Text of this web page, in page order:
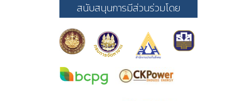
สนับสนุนการมีส่วนร่วมโดย